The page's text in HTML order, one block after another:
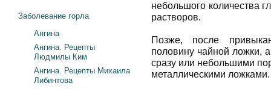
небольшого количества
растворов.
Позже, после
половину чайной ложки,
сразу или небольшими
металлическими ложками.
Заболевание горла
Ангина
Ангина. Рецепты
Людмилы Ким
Ангина. Рецепты Михаила
Либинтова